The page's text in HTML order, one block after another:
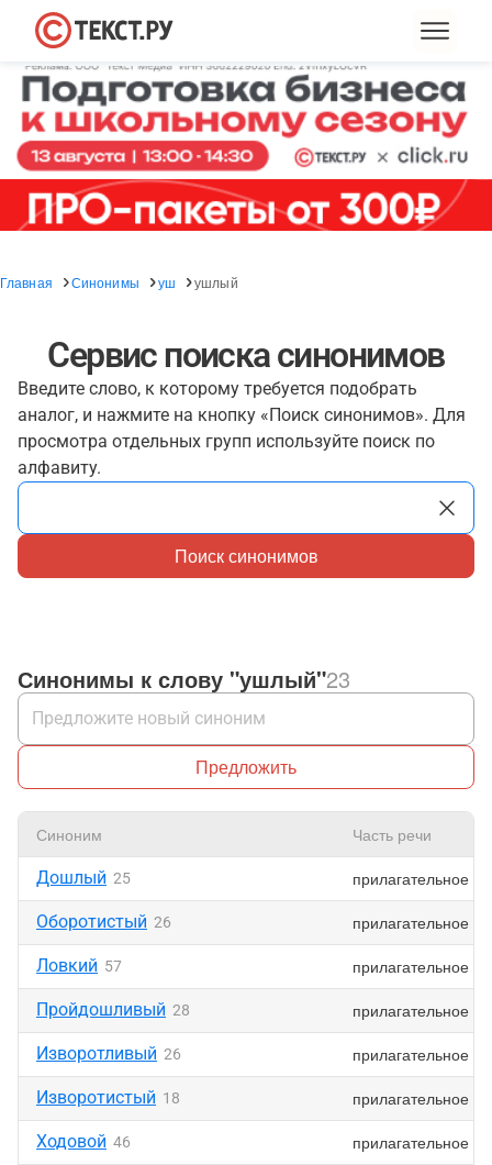
Главная Синонимы уш ушлый
Сервис поиска синонимов
Введите слово, к которому требуется подобрать
аналог, и нажмите на кнопку «Поиск синонимов». Для
просмотра отдельных групп используйте поиск по
алфавиту.
Поиск синонимов
Синонимы к слову "ушлый"23
Предложить
Синоним Часть речи
Дошлый 25 прилагательное
Оборотистый 26 прилагательное
Ловкий 57 прилагательное
Пройдошливый 28 прилагательное
Изворотливый 26 прилагательное
Изворотистый 18 прилагательное
Ходовой 46 прилагательное